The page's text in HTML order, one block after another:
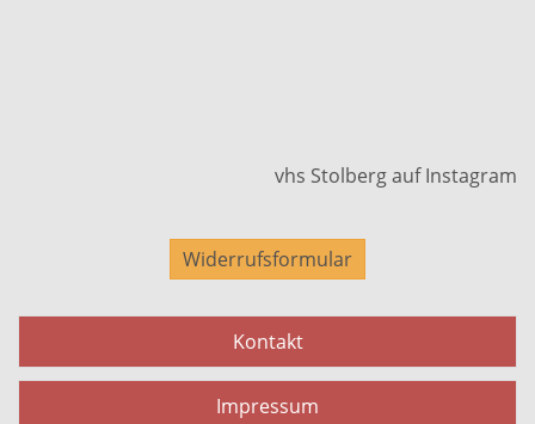
vhs Stolberg auf Instagram
Widerrufsformular
Kontakt
Impressum